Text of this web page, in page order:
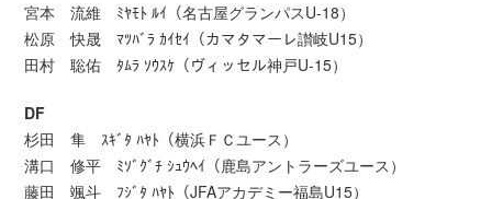
宮本 流維 ﾐﾔﾓﾄ ﾙｲ（名古屋グランパスU-18）
松原 快晟 ﾏﾂﾊﾞﾗ ｶｲｾｲ（カマタマーレ讃岐U15）
田村 聡佑 ﾀﾑﾗ ｿｳｽｹ（ヴィッセル神戸U-15）
DF
杉田 隼 ｽｷﾞﾀ ﾊﾔﾄ（横浜ＦＣユース）
溝口 修平 ﾐｿﾞｸﾞﾁ ｼｭｳﾍｲ（鹿島アントラーズユース）
藤田 颯斗 ﾌｼﾞﾀ ﾊﾔﾄ（JFAアカデミー福島U15）